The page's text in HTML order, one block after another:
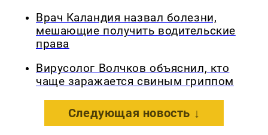
Врач Каландия назвал болезни,
мешающие получить водительские
права
Вирусолог Волчков объяснил, кто
чаще заражается свиным гриппом
Следующая новость ↓